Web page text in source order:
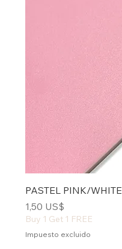
PASTEL PINK/WHITE
Precio
1,50 US$
Buy 1 Get 1 FREE
Impuesto excluido